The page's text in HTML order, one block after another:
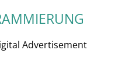
Advertisement